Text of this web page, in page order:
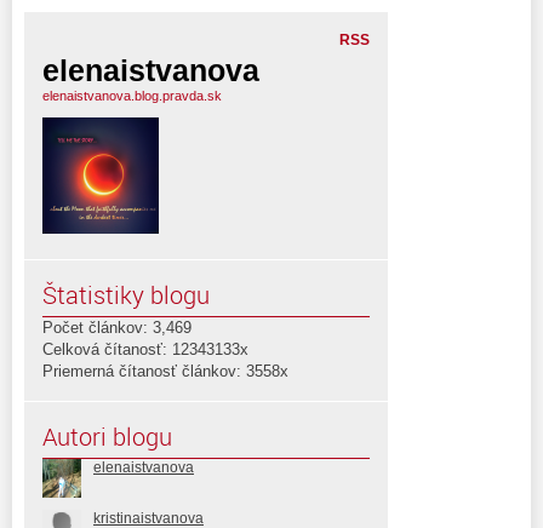
RSS
elenaistvanova
elenaistvanova.blog.pravda.sk
Štatistiky blogu
Počet článkov: 3,469
Celková čítanosť: 12343133x
Priemerná čítanosť článkov: 3558x
Autori blogu
elenaistvanova
kristinaistvanova